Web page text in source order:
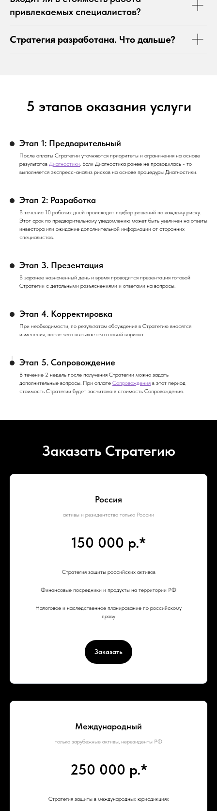
привлекаемых специалистов?
Стратегия разработана. Что дальше?
5 этапов оказания услуги
Этап 1: Предварительный
После оплаты Стратегии уточняются приоритеты и ограничения на основе
результатов Диагностики. Если Диагностика ранее не проводилась - то
выполняется экспресс-анализ рисков на основе процедуры Диагностики.
Этап 2: Разработка
В течение 10 рабочих дней происходит подбор решений по каждому риску.
Этот срок по предварительному уведомлению может быть увеличен на ответы
инвестора или ожидание дополнительной информации от сторонних
специалистов.
Этап 3. Презентация
В заранее назначенный день и время проводится презентация готовой
Стратегии с детальными разъяснениями и ответами на вопросы.
Этап 4. Корректировка
При необходимости, по результатам обсуждения в Стратегию вносятся
изменения, после чего высылается готовый вариант
Этап 5. Сопровождение
В течение 2 недель после получения Стратегии можно задать
дополнительные вопросы. При оплате Сопровождения в этот период
стоимость Стратегии будет засчитана в стоимость Сопровождения.
Заказать Стратегию
Россия
активы и резидентство только России
150 000 р.*
Стратегия защиты российских активов
Финансовые посредники и продукты на территории РФ
Налоговое и наследственное планирование по российскому
праву
Заказать
Международный
только зарубежные активы, нерезиденты РФ
250 000 р.*
Стратегия защиты в международных юрисдикциях